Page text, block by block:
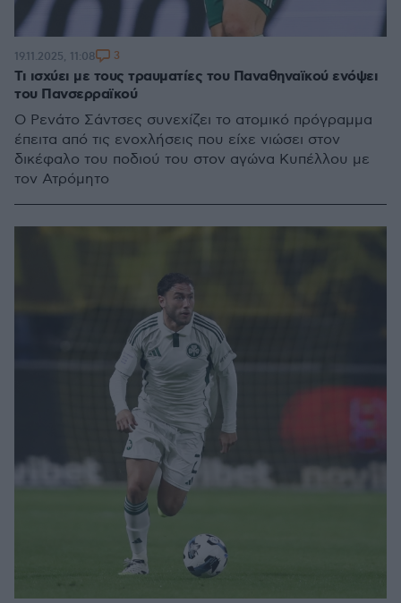
Τι ισχύει με τους τραυματίες του Παναθηναϊκού ενόψει
του Πανσερραϊκού
Ο Ρενάτο Σάντσες συνεχίζει το ατομικό πρόγραμμα
έπειτα από τις ενοχλήσεις που είχε νιώσει στον
δικέφαλο του ποδιού του στον αγώνα Κυπέλλου με
τον Ατρόμητο
19.11.2025, 11:08 3